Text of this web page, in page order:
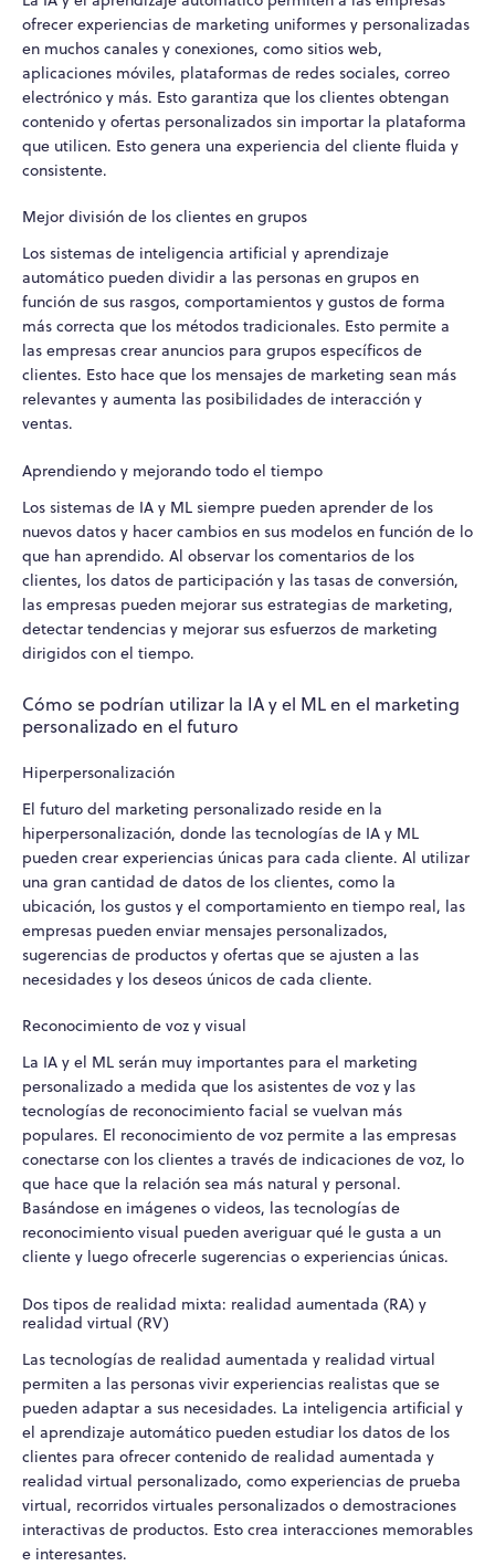
ofrecer experiencias de marketing uniformes y personalizadas
en muchos canales y conexiones, como sitios web,
aplicaciones móviles, plataformas de redes sociales, correo
electrónico y más. Esto garantiza que los clientes obtengan
contenido y ofertas personalizados sin importar la plataforma
que utilicen. Esto genera una experiencia del cliente fluida y
consistente.
Mejor división de los clientes en grupos
Los sistemas de inteligencia artificial y aprendizaje
automático pueden dividir a las personas en grupos en
función de sus rasgos, comportamientos y gustos de forma
más correcta que los métodos tradicionales. Esto permite a
las empresas crear anuncios para grupos específicos de
clientes. Esto hace que los mensajes de marketing sean más
relevantes y aumenta las posibilidades de interacción y
ventas.
Aprendiendo y mejorando todo el tiempo
Los sistemas de IA y ML siempre pueden aprender de los
nuevos datos y hacer cambios en sus modelos en función de lo
que han aprendido. Al observar los comentarios de los
clientes, los datos de participación y las tasas de conversión,
las empresas pueden mejorar sus estrategias de marketing,
detectar tendencias y mejorar sus esfuerzos de marketing
dirigidos con el tiempo.
Cómo se podrían utilizar la IA y el ML en el marketing
personalizado en el futuro
Hiperpersonalización
El futuro del marketing personalizado reside en la
hiperpersonalización, donde las tecnologías de IA y ML
pueden crear experiencias únicas para cada cliente. Al utilizar
una gran cantidad de datos de los clientes, como la
ubicación, los gustos y el comportamiento en tiempo real, las
empresas pueden enviar mensajes personalizados,
sugerencias de productos y ofertas que se ajusten a las
necesidades y los deseos únicos de cada cliente.
Reconocimiento de voz y visual
La IA y el ML serán muy importantes para el marketing
personalizado a medida que los asistentes de voz y las
tecnologías de reconocimiento facial se vuelvan más
populares. El reconocimiento de voz permite a las empresas
conectarse con los clientes a través de indicaciones de voz, lo
que hace que la relación sea más natural y personal.
Basándose en imágenes o videos, las tecnologías de
reconocimiento visual pueden averiguar qué le gusta a un
cliente y luego ofrecerle sugerencias o experiencias únicas.
Dos tipos de realidad mixta: realidad aumentada (RA) y
realidad virtual (RV)
Las tecnologías de realidad aumentada y realidad virtual
permiten a las personas vivir experiencias realistas que se
pueden adaptar a sus necesidades. La inteligencia artificial y
el aprendizaje automático pueden estudiar los datos de los
clientes para ofrecer contenido de realidad aumentada y
realidad virtual personalizado, como experiencias de prueba
virtual, recorridos virtuales personalizados o demostraciones
interactivas de productos. Esto crea interacciones memorables
e interesantes.